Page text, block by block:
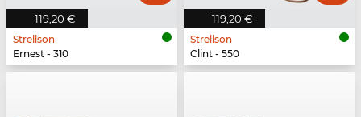
119,20 €
Strellson
Ernest - 310
119,20 €
Strellson
Clint - 550